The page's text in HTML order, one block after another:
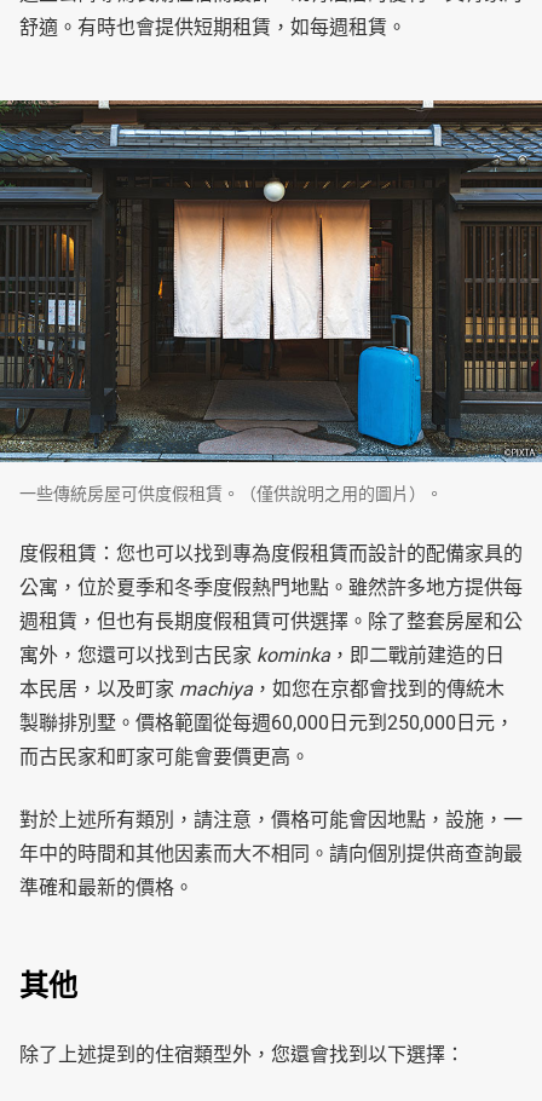
舒適。有時也會提供短期租賃，如每週租賃。
一些傳統房屋可供度假租賃。（僅供說明之用的圖片）。
度假租賃：您也可以找到專為度假租賃而設計的配備家具的
公寓，位於夏季和冬季度假熱門地點。雖然許多地方提供每
週租賃，但也有長期度假租賃可供選擇。除了整套房屋和公
寓外，您還可以找到古民家 kominka ，即二戰前建造的日
本民居，以及町家 machiya ，如您在京都會找到的傳統木
製聯排別墅。價格範圍從每週60,000日元到250,000日元，
而古民家和町家可能會要價更高。
對於上述所有類別，請注意，價格可能會因地點，設施，一
年中的時間和其他因素而大不相同。請向個別提供商查詢最
準確和最新的價格。
其他
除了上述提到的住宿類型外，您還會找到以下選擇：